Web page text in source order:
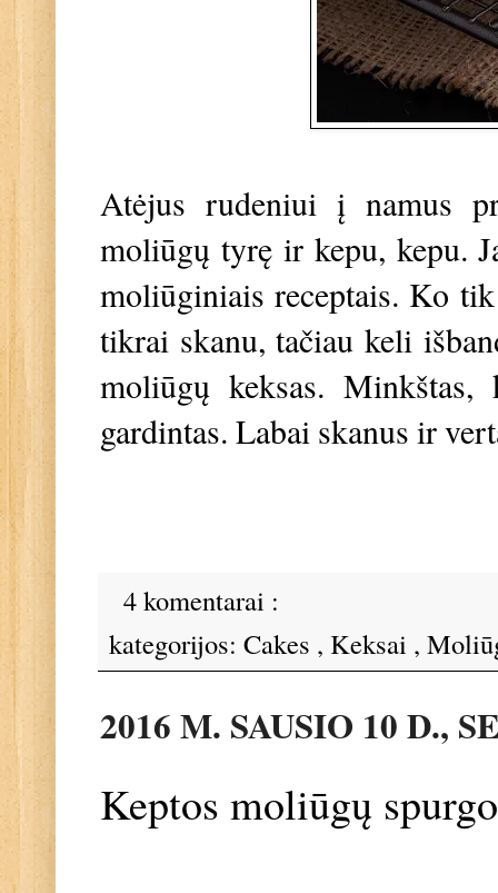
Atėjus rudeniui į namus
moliūgų tyrę ir kepu, kepu.
moliūginiais receptais. Ko
tikrai skanu, tačiau keli
moliūgų keksas.
gardintas. Labai skanus ir
4 komentarai :
kategorijos: Cakes , Keksai ,
2016 M. SAUSIO 10 D.,
Keptos moliūgų